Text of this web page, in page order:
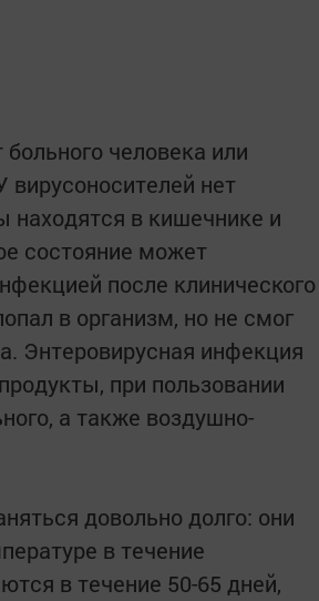
человека или
вирусоносителей нет
находятся в кишечнике и
состояние может
после клинического
в организм, но не смог
Энтеровирусная инфекция
при пользовании
а также воздушно-
довольно долго: они
в течение
в течение 50-65 дней,